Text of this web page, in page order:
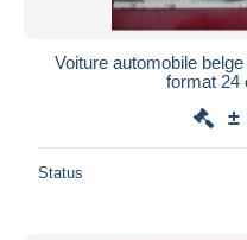
Voiture automobile
format 24
±
Status